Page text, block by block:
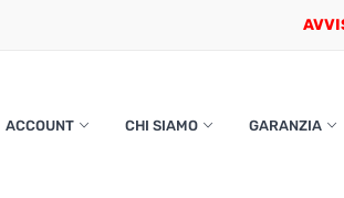
ACCOUNT CHI SIAMO GARANZIA